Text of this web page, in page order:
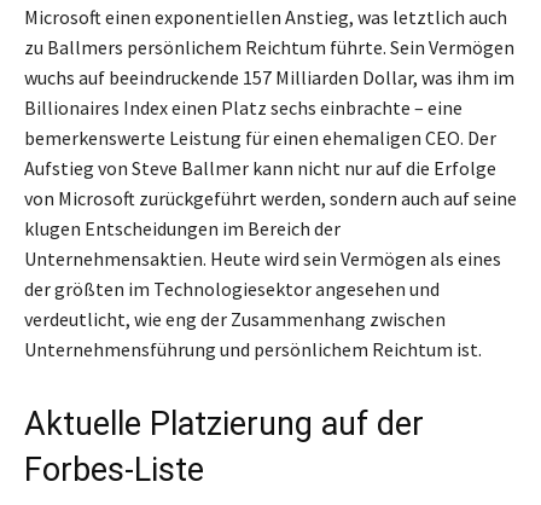
Microsoft einen exponentiellen Anstieg, was letztlich auch
zu Ballmers persönlichem Reichtum führte. Sein Vermögen
wuchs auf beeindruckende 157 Milliarden Dollar, was ihm im
Billionaires Index einen Platz sechs einbrachte – eine
bemerkenswerte Leistung für einen ehemaligen CEO. Der
Aufstieg von Steve Ballmer kann nicht nur auf die Erfolge
von Microsoft zurückgeführt werden, sondern auch auf seine
klugen Entscheidungen im Bereich der
Unternehmensaktien. Heute wird sein Vermögen als eines
der größten im Technologiesektor angesehen und
verdeutlicht, wie eng der Zusammenhang zwischen
Unternehmensführung und persönlichem Reichtum ist.
Aktuelle Platzierung auf der
Forbes-Liste